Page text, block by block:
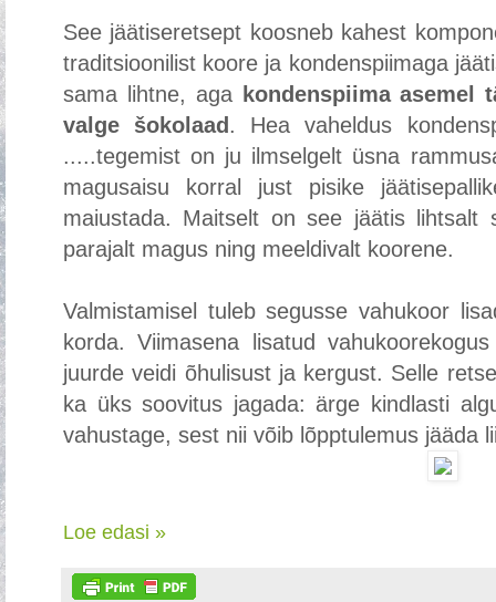
See jäätiseretsept koosneb kahest
traditsioonilist koore ja kondenspiimaga
sama lihtne, aga kondenspiima asemel
valge šokolaad . Hea vaheldus
.....tegemist on ju ilmselgelt üsna
magusaisu korral just pisike
maiustada. Maitselt on see jäätis lihtsalt
parajalt magus ning meeldivalt koorene.
Valmistamisel tuleb segusse vahukoor
korda. Viimasena lisatud
juurde veidi õhulisust ja kergust. Selle
ka üks soovitus jagada: ärge kindlasti
vahustage, sest nii võib lõpptulemus jääda
Loe edasi »